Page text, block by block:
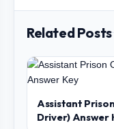
Related Posts
Assistant
Driver) Answer